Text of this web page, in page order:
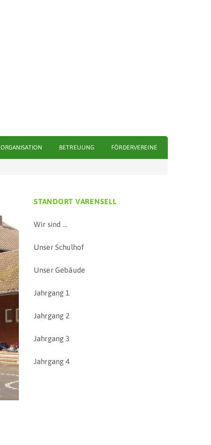
ORGANISATION BETREUUNG FÖRDERVEREINE
STANDORT VARENSELL
Wir sind …
Unser Schulhof
Unser Gebäude
Jahrgang 1
Jahrgang 2
Jahrgang 3
Jahrgang 4